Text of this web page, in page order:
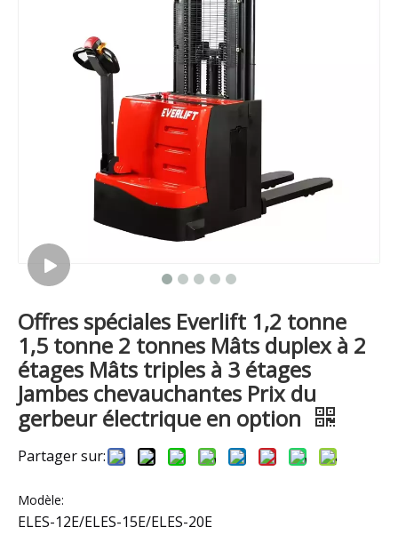
Offres spéciales Everlift 1,2 tonne
1,5 tonne 2 tonnes Mâts duplex à 2
étages Mâts triples à 3 étages
Jambes chevauchantes Prix du
gerbeur électrique en option
Partager sur:
Modèle:
ELES-12E/ELES-15E/ELES-20E